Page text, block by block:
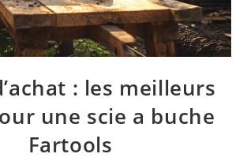
: les meilleurs
une scie a buche
Fartools